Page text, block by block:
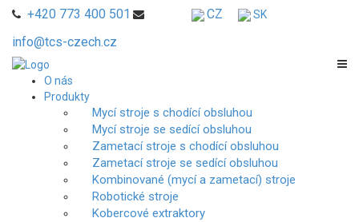
+420 773 400 501
info@tcs-czech.cz
CZ SK
O nás
Produkty
Mycí stroje s chodící obsluhou
Mycí stroje se sedící obsluhou
Zametací stroje s chodící obsluhou
Zametací stroje se sedící obsluhou
Kombinované (mycí a zametací) stroje
Robotické stroje
Kobercové extraktory